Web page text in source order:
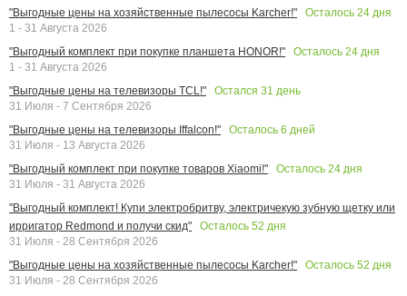
"Выгодные цены на хозяйственные пылесосы Karcher!"
Осталось 24 дня
1 - 31 Августа 2026
"Выгодный комплект при покупке планшета HONOR!"
Осталось 24 дня
1 - 31 Августа 2026
"Выгодные цены на телевизоры TCL!"
Остался 31 день
31 Июля - 7 Сентября 2026
"Выгодные цены на телевизоры Iffalcon!"
Осталось 6 дней
31 Июля - 13 Августа 2026
"Выгодный комплект при покупке товаров Xiaomi!"
Осталось 24 дня
31 Июля - 31 Августа 2026
"Выгодный комплект! Купи электробритву, электричекую зубную щетку или
ирригатор Redmond и получи скид"
Осталось 52 дня
31 Июля - 28 Сентября 2026
"Выгодные цены на хозяйственные пылесосы Karcher!"
Осталось 52 дня
31 Июля - 28 Сентября 2026